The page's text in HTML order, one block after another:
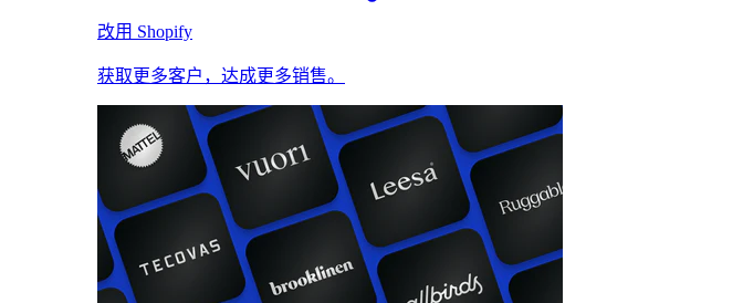
改用 Shopify
获取更多客户，达成更多销售。